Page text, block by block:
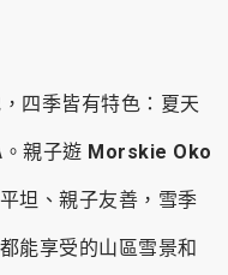
四季皆有特色：夏天
親子遊 Morskie Oko
坦、親子友善，雪季
能享受的山區雪景和